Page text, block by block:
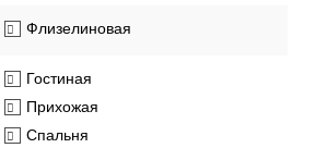
Флизелиновая
Гостиная
Прихожая
Спальня